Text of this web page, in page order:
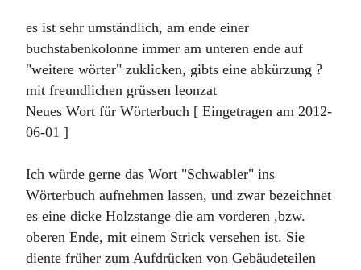
es ist sehr umständlich, am ende einer
buchstabenkolonne immer am unteren ende auf
"weitere wörter" zuklicken, gibts eine abkürzung ?
mit freundlichen grüssen leonzat
Neues Wort für Wörterbuch [ Eingetragen am 2012-
06-01 ]
Ich würde gerne das Wort "Schwabler" ins
Wörterbuch aufnehmen lassen, und zwar bezeichnet
es eine dicke Holzstange die am vorderen ,bzw.
oberen Ende, mit einem Strick versehen ist. Sie
diente früher zum Aufdrücken von Gebäudeteilen